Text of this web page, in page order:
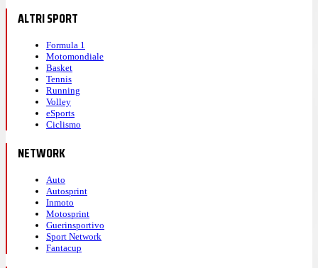
ALTRI SPORT
Formula 1
Motomondiale
Basket
Tennis
Running
Volley
eSports
Ciclismo
NETWORK
Auto
Autosprint
Inmoto
Motosprint
Guerinsportivo
Sport Network
Fantacup